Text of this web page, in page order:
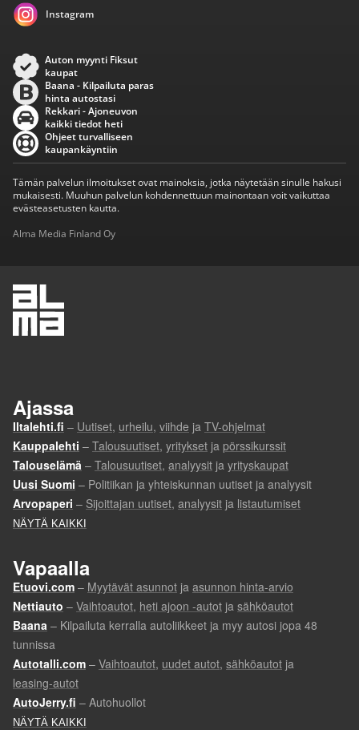
Instagram
Auton myynti Fiksut
kaupat
Baana - Kilpailuta paras
hinta autostasi
Rekkari - Ajoneuvon
kaikki tiedot heti
Ohjeet turvalliseen
kaupankäyntiin
Tämän palvelun ilmoitukset ovat mainoksia, jotka näytetään sinulle hakusi
mukaisesti. Muuhun palvelun kohdennettuun mainontaan voit vaikuttaa
evästeasetusten kautta.
Alma Media Finland Oy